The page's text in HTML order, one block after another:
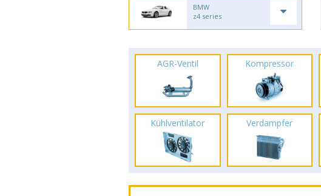
BMW
z4 series
AGR-Ventil Kompressor
Kühlventilator Verdampfer